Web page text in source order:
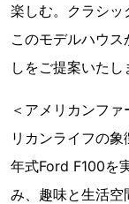
楽しむ。クラシッ
このモデルハウ
しをご提案いたし
＜アメリカンフ
リカンライフの
年式Ford F100を
み、趣味と生活